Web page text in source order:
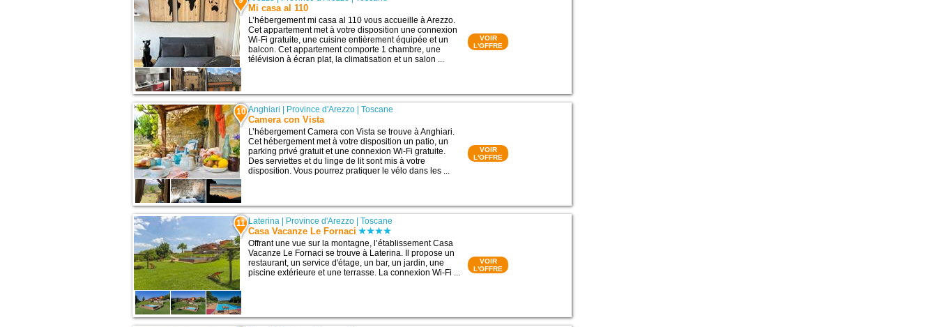
Mi casa al 110
L’hébergement mi casa al 110 vous accueille à Arezzo.
Cet appartement met à votre disposition une connexion
Wi-Fi gratuite, une cuisine entièrement équipée et un
balcon. Cet appartement comporte 1 chambre, une
télévision à écran plat, la climatisation et un salon ...
VOIR
L'OFFRE
10 Anghiari Province d'Arezzo |Toscane
Camera con Vista
L’hébergement Camera con Vista se trouve à Anghiari.
Cet hébergement met à votre disposition un patio, un
parking privé gratuit et une connexion Wi-Fi gratuite.
Des serviettes et du linge de lit sont mis à votre
disposition. Vous pourrez pratiquer le vélo dans les ...
VOIR
L'OFFRE
11 Laterina Province d'Arezzo |Toscane
Casa Vacanze Le Fornaci
Offrant une vue sur la montagne, l’établissement Casa
Vacanze Le Fornaci se trouve à Laterina. Il propose un
restaurant, un service d'étage, un bar, un jardin, une
piscine extérieure et une terrasse. La connexion Wi-Fi ...
VOIR
L'OFFRE